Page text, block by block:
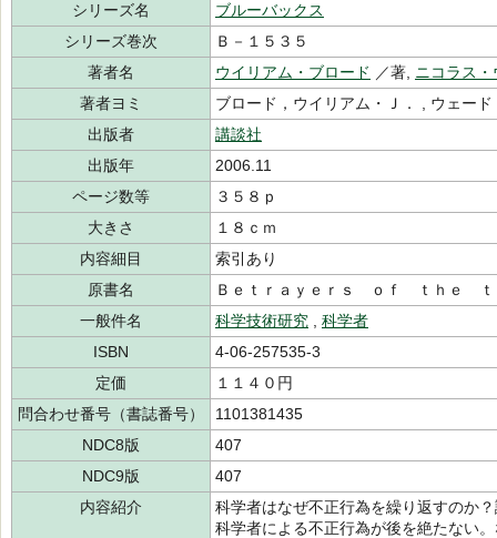
シリーズ名
ブルーバックス
シリーズ巻次
Ｂ－１５３５
著者名
ウイリアム・ブロード ／著, ニコラス
著者ヨミ
ブロード，ウイリアム・Ｊ． , ウェー
出版者
講談社
出版年
2006.11
ページ数等
３５８ｐ
大きさ
１８ｃｍ
内容細目
索引あり
原書名
Ｂｅｔｒａｙｅｒｓ ｏｆ ｔｈｅ ｔ
一般件名
科学技術研究
科学者
ISBN
4-06-257535-3
定価
１１４０円
問合わせ番号（書誌番号）
1101381435
NDC8版
407
NDC9版
407
内容紹介
科学者はなぜ不正行為を繰り返すのか
科学者による不正行為が後を絶たない